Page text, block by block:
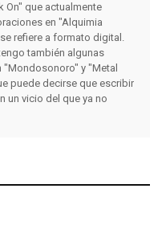
On" que actualmente
en "Alquimia
refiere a formato digital.
también algunas
y "Metal
puede decirse que escribir
un vicio del que ya no